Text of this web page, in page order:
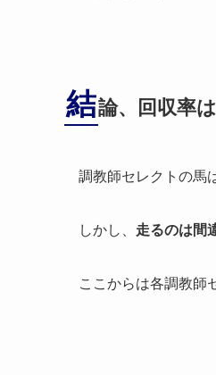
結論、回収率
調教師セレクトの馬
しかし、 走るのは間
ここからは各調教師